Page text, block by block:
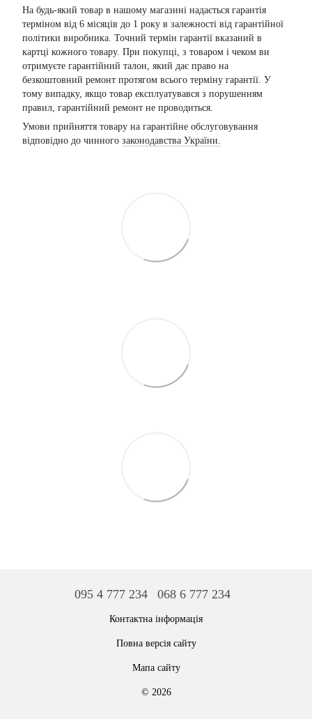
На будь-який товар в нашому магазині надається гарантія
терміном від 6 місяців до 1 року в залежності від гарантійної
політики виробника. Точний термін гарантії вказаний в
картці кожного товару. При покупці, з товаром і чеком ви
отримуєте гарантійний талон, який дає право на
безкоштовний ремонт протягом всього терміну гарантії. У
тому випадку, якщо товар експлуатувався з порушенням
правил, гарантійний ремонт не проводиться.
Умови прийняття товару на гарантійне обслуговування
відповідно до чинного законодавства України.
095 4 777 234 068 6 777 234
Контактна інформація
Повна версія сайту
Мапа сайту
© 2026